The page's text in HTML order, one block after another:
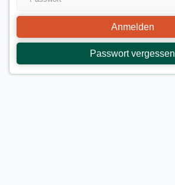
Passwort vergessen
Anmelden